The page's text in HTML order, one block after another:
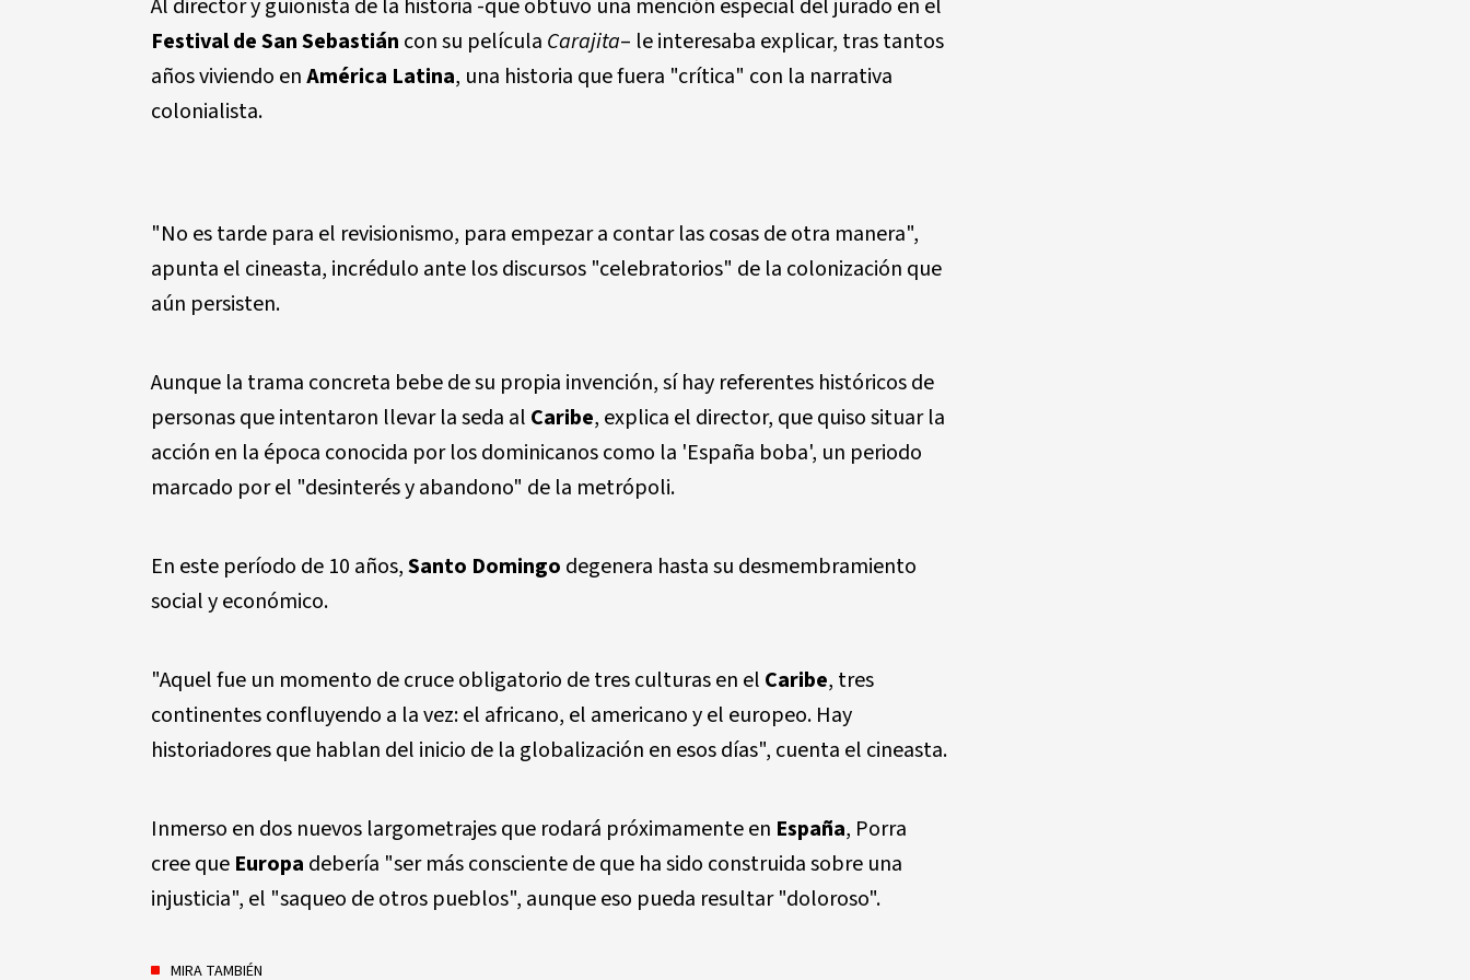
Al director y guionista de la historia -que obtuvo una mención especial del jurado en el
Festival de San Sebastián con su película Carajita– le interesaba explicar, tras tantos
años viviendo enAmérica Latina, una historia que fuera "crítica" con la narrativa
colonialista.
"No es tarde para el revisionismo, para empezar a contar las cosas de otra manera",
apunta el cineasta, incrédulo ante los discursos "celebratorios" de la colonización que
aún persisten.
Aunque la trama concreta bebe de su propia invención, sí hay referentes históricos de
personas que intentaron llevar la seda al Caribe, explica el director, que quiso situar la
acción en la época conocida por los dominicanos como la 'España boba', un periodo
marcado por el "desinterés y abandono" de la metrópoli.
En este período de 10 años,Santo Domingo degenera hasta su desmembramiento
social y económico.
"Aquel fue un momento de cruce obligatorio de tres culturas en el Caribe, tres
continentes confluyendo a la vez: el africano, el americano y el europeo. Hay
historiadores que hablan del inicio de la globalización en esos días", cuenta el cineasta.
Inmerso en dos nuevos largometrajes que rodará próximamente en España, Porra
cree que Europa debería "ser más consciente de que ha sido construida sobre una
injusticia", el "saqueo de otros pueblos", aunque eso pueda resultar "doloroso".
MIRA TAMBIÉN